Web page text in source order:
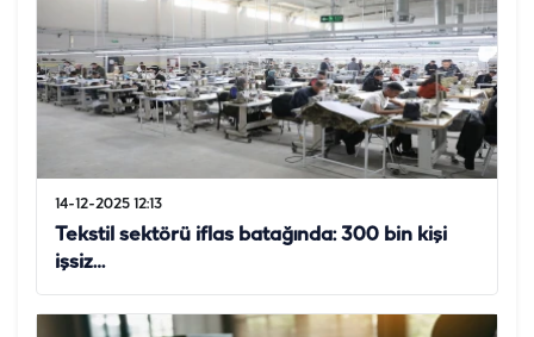
14-12-2025 12:13
Tekstil sektörü iflas batağında: 300 bin kişi
işsiz…